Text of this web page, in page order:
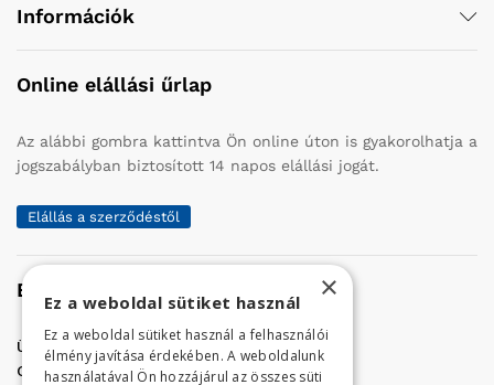
Információk
Online elállási űrlap
Az alábbi gombra kattintva Ön online úton is gyakorolhatja a
jogszabályban biztosított 14 napos elállási jogát.
Elállás a szerződéstől
Elérhetőség
Üzletünk címe:
Szolnok, Vércse út 17.
Golf Center Áruház:06 (56) 423-324
×
Ez a weboldal sütiket használ
Ez a weboldal sütiket használ a felhasználói
élmény javítása érdekében. A weboldalunk
használatával Ön hozzájárul az összes süti